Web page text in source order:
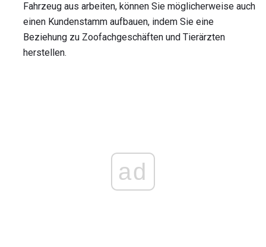
Fahrzeug aus arbeiten, können Sie möglicherweise auch
einen Kundenstamm aufbauen, indem Sie eine
Beziehung zu Zoofachgeschäften und Tierärzten
herstellen.
ad